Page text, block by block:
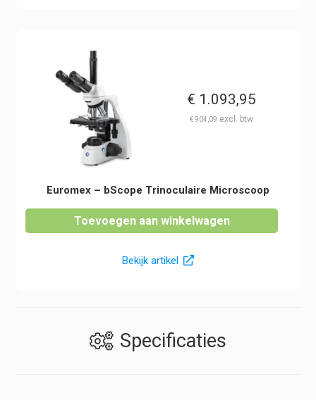
€ 1.093,95
€904,09
Euromex – bScope Trinoculaire Microscoop
Toevoegen aan winkelwagen
Bekijk artikel
Specificaties